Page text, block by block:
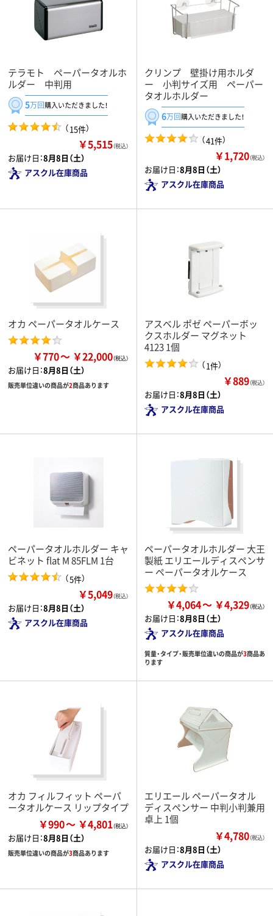
テラモト ペーパータオルホ
ルダー 中判用
5万回購入いただきました！
（15件）
￥5,515（税込）
お届け日：8月8日（土）
アスクル在庫商品
クリンプ 壁掛け用ホルダ
ー 小判サイズ用 ペーパー
タオルホルダー
6万回購入いただきました！
（41件）
￥1,720（税込）
お届け日：8月8日（土）
アスクル在庫商品
オカ ペーパータオルケース
￥770 ￥22,000
お届け日：8月8日（土）
販売単位違いの商品が2商品あります
アスベル ポゼ ペーパーボッ
クスホルダー マグネット
4123 1個
（1件）
￥889（税込）
お届け日：8月8日（土）
アスクル在庫商品
ペーパータオルホルダー キャ
ビネット flat M 85FLM 1台
（5件）
￥5,049（税込）
お届け日：8月8日（土）
アスクル在庫商品
ペーパータオルホルダー 大王
製紙 エリエールディスペンサ
ー ペーパータオルケース
￥4,064 ￥4,329
お届け日：8月8日（土）
アスクル在庫商品
質量・タイプ・販売単位違いの商品が3商品あ
ります
オカ フィルフィット ペーパ
ータオルケース リップタイプ
￥990 ￥4,801
お届け日：8月8日（土）
販売単位違いの商品が3商品あります
エリエール ペーパータオル
ディスペンサー 中判小判兼用
卓上 1個
￥4,780（税込）
お届け日：8月8日（土）
アスクル在庫商品